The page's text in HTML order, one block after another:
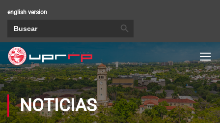
english version
NOTICIAS